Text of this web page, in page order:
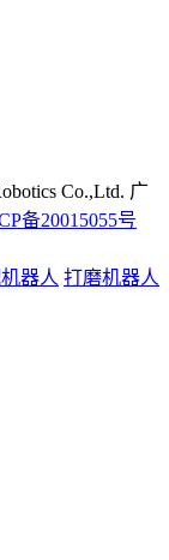
Co.,Ltd. 广
备20015055号
器人 打磨机器人